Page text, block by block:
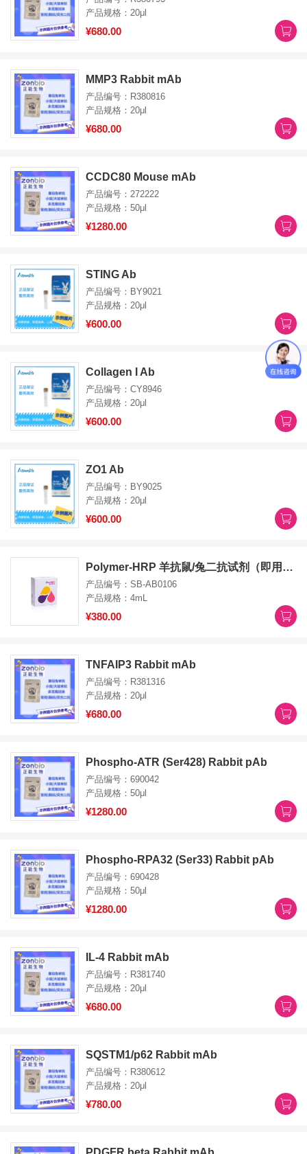
产品规格：20μl
¥680.00
MMP3 Rabbit mAb
产品编号：R380816
产品规格：20μl
¥680.00
CCDC80 Mouse mAb
产品编号：272222
产品规格：50μl
¥1280.00
STING Ab
产品编号：BY9021
产品规格：20μl
¥600.00
Collagen I Ab
产品编号：CY8946
产品规格：20μl
¥600.00
ZO1 Ab
产品编号：BY9025
产品规格：20μl
¥600.00
Polymer-HRP 羊抗鼠/兔二抗试剂（即用型）
产品编号：SB-AB0106
产品规格：4mL
¥380.00
TNFAIP3 Rabbit mAb
产品编号：R381316
产品规格：20μl
¥680.00
Phospho-ATR (Ser428) Rabbit pAb
产品编号：690042
产品规格：50μl
¥1280.00
Phospho-RPA32 (Ser33) Rabbit pAb
产品编号：690428
产品规格：50μl
¥1280.00
IL-4 Rabbit mAb
产品编号：R381740
产品规格：20μl
¥680.00
SQSTM1/p62 Rabbit mAb
产品编号：R380612
产品规格：20μl
¥780.00